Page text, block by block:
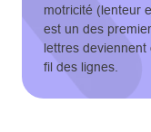
motricité (lenteur
est un des
lettres
fil des lignes.